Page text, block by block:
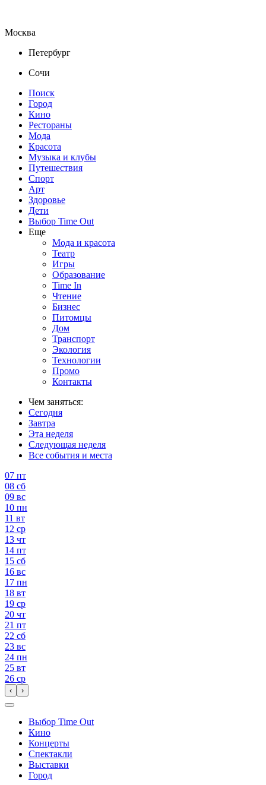
Москва
Петербург
Сочи
Поиск
Город
Кино
Рестораны
Мода
Красота
Музыка и клубы
Путешествия
Спорт
Арт
Здоровье
Дети
Выбор Time Out
Еще
Мода и красота
Театр
Игры
Образование
Time In
Чтение
Бизнес
Питомцы
Дом
Транспорт
Экология
Технологии
Промо
Контакты
Чем заняться:
Сегодня
Завтра
Эта неделя
Следующая неделя
Все события и места
07 пт
08 сб
09 вс
10 пн
11 вт
12 ср
13 чт
14 пт
15 сб
16 вс
17 пн
18 вт
19 ср
20 чт
21 пт
22 сб
23 вс
24 пн
25 вт
26 ср
‹ ›
Выбор Time Out
Кино
Концерты
Спектакли
Выставки
Город